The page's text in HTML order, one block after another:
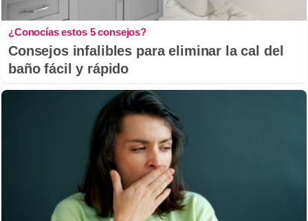
¿Conocías estos 5 consejos?
Consejos infalibles para eliminar la cal del
baño fácil y rápido